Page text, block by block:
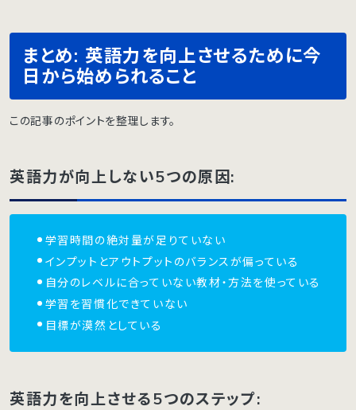
まとめ: 英語力を向上させるために今
日から始められること
この記事のポイントを整理します。
英語力が向上しない5つの原因:
学習時間の絶対量が足りていない
インプットとアウトプットのバランスが偏っている
自分のレベルに合っていない教材・方法を使っている
学習を習慣化できていない
目標が漠然としている
英語力を向上させる5つのステップ: